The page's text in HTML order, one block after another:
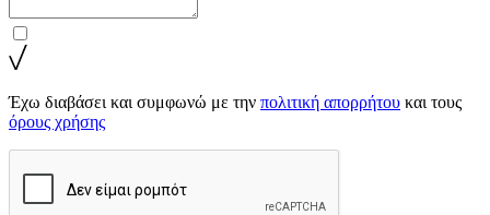
Έχω διαβάσει και συμφωνώ με την πολιτική απορρήτου και τους
όρους χρήσης